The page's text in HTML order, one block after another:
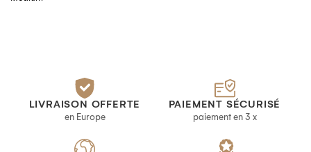
LIVRAISON OFFERTE
en Europe
PAIEMENT SÉCURISÉ
paiement en 3 x